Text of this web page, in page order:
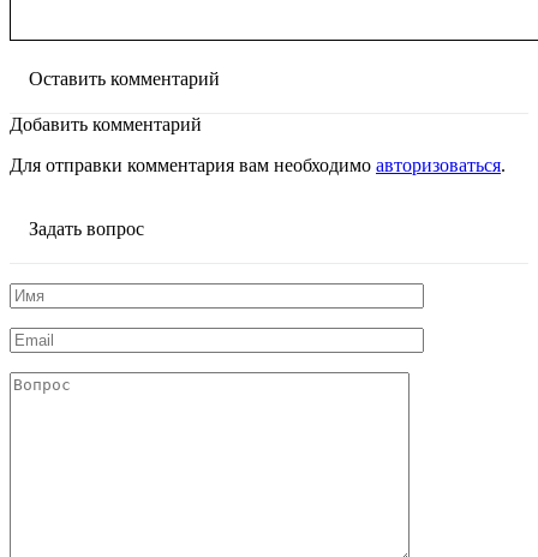
Оставить комментарий
Добавить комментарий
Для отправки комментария вам необходимо авторизоваться.
Задать вопрос